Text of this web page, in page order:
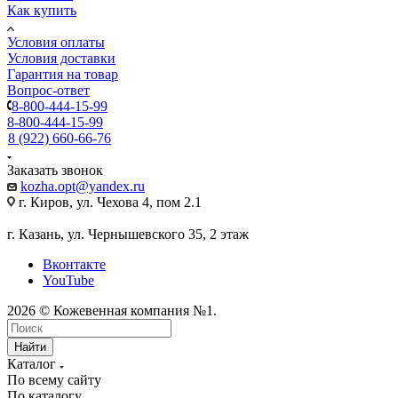
Как купить
Условия оплаты
Условия доставки
Гарантия на товар
Вопрос-ответ
8-800-444-15-99
8-800-444-15-99
8 (922) 660-66-76
Заказать звонок
kozha.opt@yandex.ru
г. Киров, ул. Чехова 4, пом 2.1
г. Казань, ул. Чернышевского 35, 2 этаж
Вконтакте
YouTube
2026 © Кожевенная компания №1.
Найти
Каталог
По всему сайту